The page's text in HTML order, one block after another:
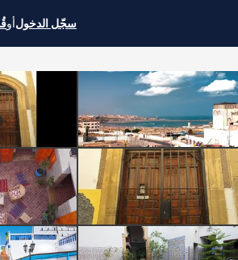
سجّل الدخولأو